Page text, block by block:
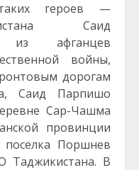
героев —
Саид
из афганцев
войны,
дорогам
Саид Парпишо
Сар-Чашма
провинции
Поршнев
Таджикистана. В